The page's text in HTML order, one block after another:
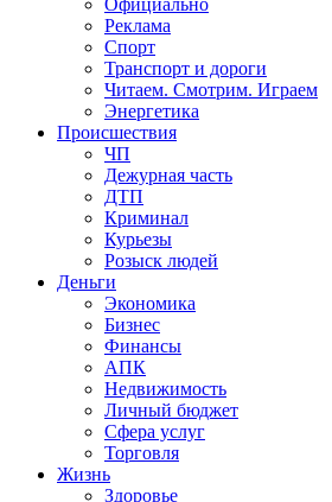
Официально
Реклама
Спорт
Транспорт и дороги
Читаем. Смотрим. Играем
Энергетика
Происшествия
ЧП
Дежурная часть
ДТП
Криминал
Курьезы
Розыск людей
Деньги
Экономика
Бизнес
Финансы
АПК
Недвижимость
Личный бюджет
Сфера услуг
Торговля
Жизнь
Здоровье